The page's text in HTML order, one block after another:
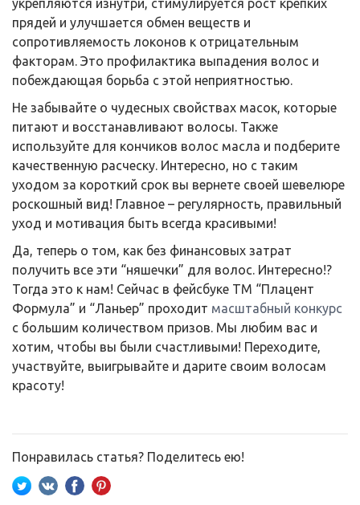
укрепляются изнутри, стимулируется рост крепких
прядей и улучшается обмен веществ и
сопротивляемость локонов к отрицательным
факторам. Это профилактика выпадения волос и
побеждающая борьба с этой неприятностью.
Не забывайте о чудесных свойствах масок, которые
питают и восстанавливают волосы. Также
используйте для кончиков волос масла и подберите
качественную расческу. Интересно, но с таким
уходом за короткий срок вы вернете своей шевелюре
роскошный вид! Главное – регулярность, правильный
уход и мотивация быть всегда красивыми!
Да, теперь о том, как без финансовых затрат
получить все эти “няшечки” для волос. Интересно!?
Тогда это к нам! Сейчас в фейсбуке ТМ “Плацент
Формула” и “Ланьер” проходит масштабный конкурс
с большим количеством призов. Мы любим вас и
хотим, чтобы вы были счастливыми! Переходите,
участвуйте, выигрывайте и дарите своим волосам
красоту!
Понравилась статья? Поделитесь ею!